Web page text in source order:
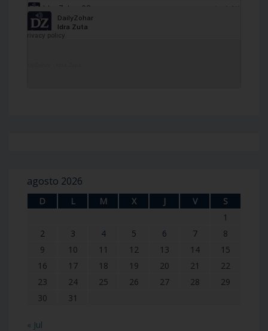
agosto 2026
D L M X J V
S
1
2
3 4 5 6 7
8
9
10 11 12 13 14
15
16
17 18 19 20 21
22
23
24 25 26 27 28
29
30
31
« Jul